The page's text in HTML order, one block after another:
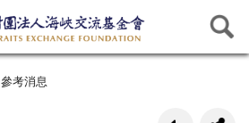
參考消息